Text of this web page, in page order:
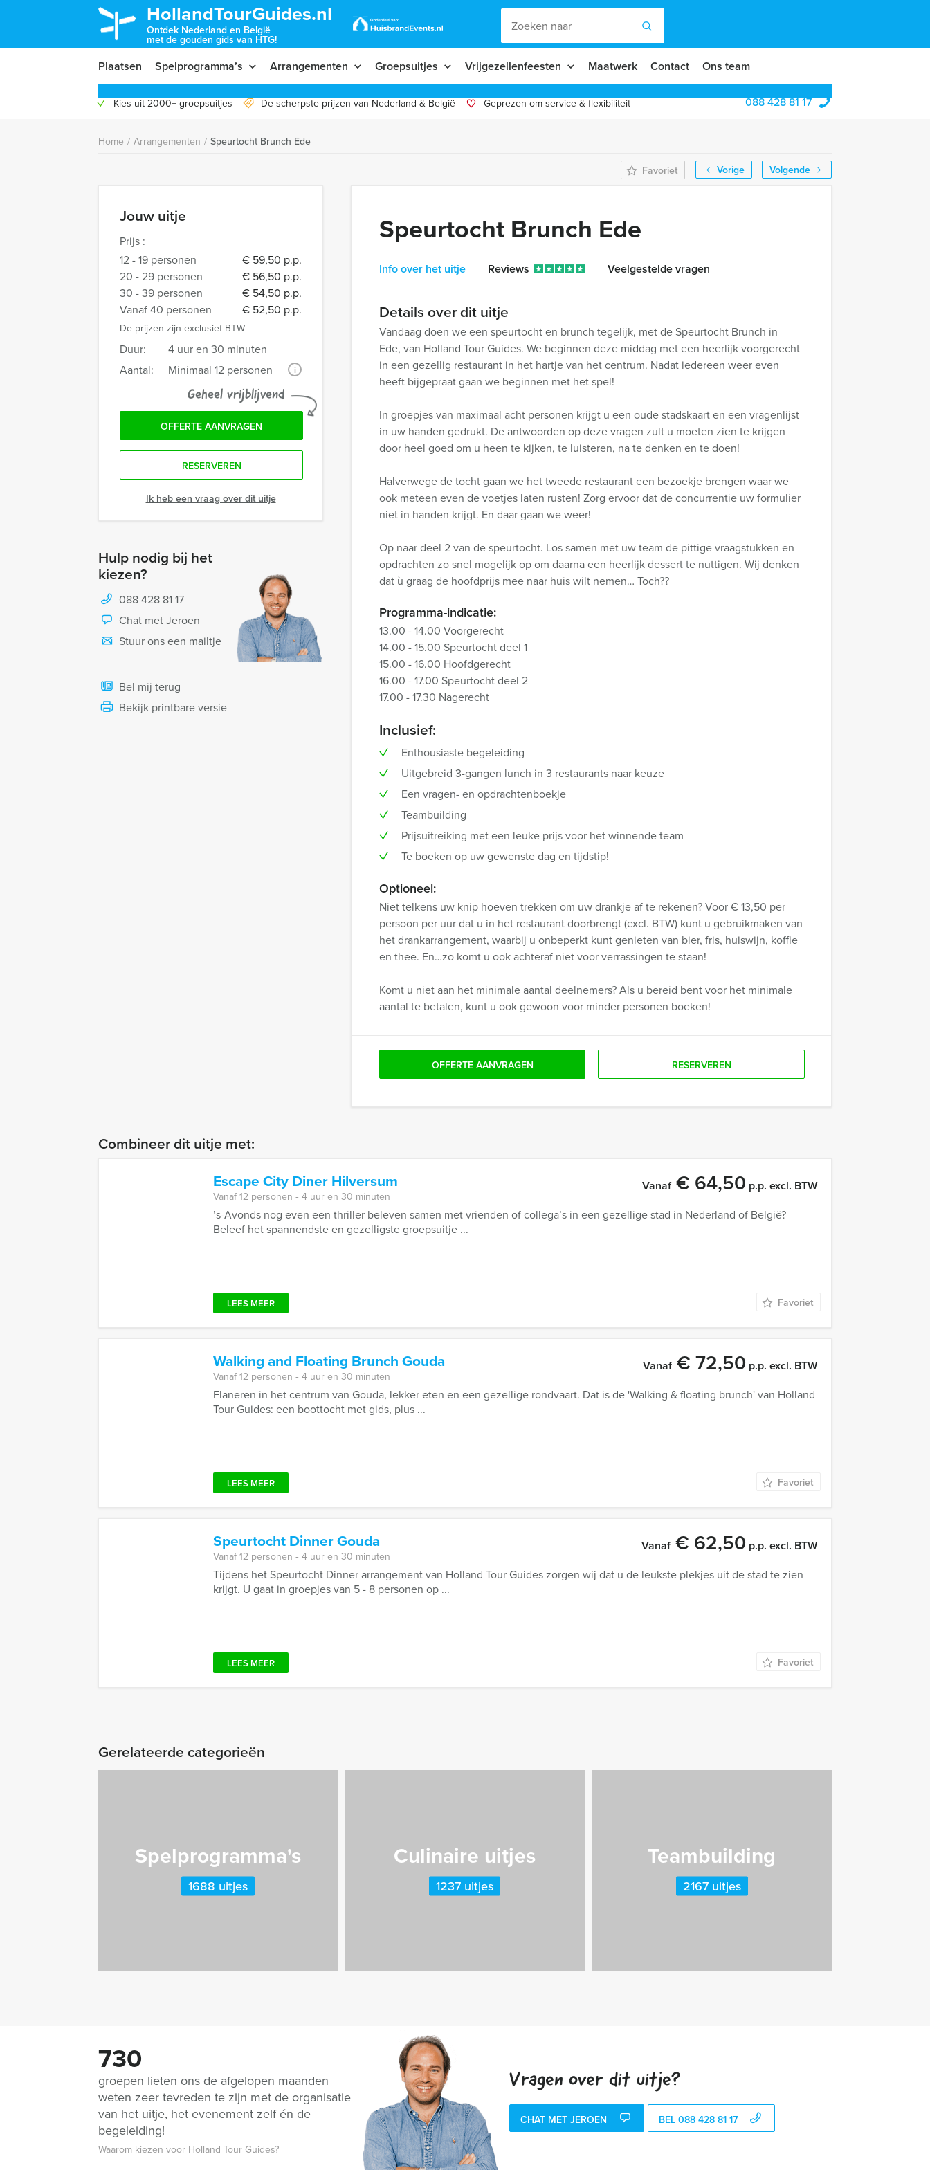
HollandTourGuides.nl
Ontdek Nederland en België
met de gouden gids van HTG!
Plaatsen Spelprogramma’s Arrangementen Groepsuitjes Vrijgezellenfeesten Maatwerk Contact Ons team
Kies uit 2000+ groepsuitjes De scherpste prijzen van Nederland & België Geprezen om service & flexibiliteit 088 428 81 17
Home / Arrangementen / Speurtocht Brunch Ede
Vorige Volgende
Favoriet
Jouw uitje
Prijs :
12 - 19 personen
€ 59,50 p.p.
20 - 29 personen
€ 56,50 p.p.
30 - 39 personen
€ 54,50 p.p.
Vanaf 40 personen
€ 52,50 p.p.
De prijzen zijn exclusief BTW
Duur:
4 uur en 30 minuten
Aantal:
Minimaal 12 personen i
Geheel vrijblijvend
OFFERTE AANVRAGEN
RESERVEREN
Ik heb een vraag over dit uitje
Hulp nodig bij het
kiezen?
088 428 81 17
Chat met Jeroen
Stuur ons een mailtje
Bel mij terug
Bekijk printbare versie
Speurtocht Brunch Ede
Info over het uitje Reviews Veelgestelde vragen
Details over dit uitje
Vandaag doen we een speurtocht en brunch tegelijk, met de Speurtocht Brunch in
Ede, van Holland Tour Guides. We beginnen deze middag met een heerlijk voorgerecht
in een gezellig restaurant in het hartje van het centrum. Nadat iedereen weer even
heeft bijgepraat gaan we beginnen met het spel!
In groepjes van maximaal acht personen krijgt u een oude stadskaart en een vragenlijst
in uw handen gedrukt. De antwoorden op deze vragen zult u moeten zien te krijgen
door heel goed om u heen te kijken, te luisteren, na te denken en te doen!
Halverwege de tocht gaan we het tweede restaurant een bezoekje brengen waar we
ook meteen even de voetjes laten rusten! Zorg ervoor dat de concurrentie uw formulier
niet in handen krijgt. En daar gaan we weer!
Op naar deel 2 van de speurtocht. Los samen met uw team de pittige vraagstukken en
opdrachten zo snel mogelijk op om daarna een heerlijk dessert te nuttigen. Wij denken
dat ù graag de hoofdprijs mee naar huis wilt nemen… Toch??
Programma-indicatie:
13.00 - 14.00 Voorgerecht
14.00 - 15.00 Speurtocht deel 1
15.00 - 16.00 Hoofdgerecht
16.00 - 17.00 Speurtocht deel 2
17.00 - 17.30 Nagerecht
Inclusief:
Enthousiaste begeleiding
Uitgebreid 3-gangen lunch in 3 restaurants naar keuze
Een vragen- en opdrachtenboekje
Teambuilding
Prijsuitreiking met een leuke prijs voor het winnende team
Te boeken op uw gewenste dag en tijdstip!
Optioneel:
Niet telkens uw knip hoeven trekken om uw drankje af te rekenen? Voor € 13,50 per
persoon per uur dat u in het restaurant doorbrengt (excl. BTW) kunt u gebruikmaken van
het drankarrangement, waarbij u onbeperkt kunt genieten van bier, fris, huiswijn, koffie
en thee. En…zo komt u ook achteraf niet voor verrassingen te staan!
Komt u niet aan het minimale aantal deelnemers? Als u bereid bent voor het minimale
aantal te betalen, kunt u ook gewoon voor minder personen boeken!
OFFERTE AANVRAGEN RESERVEREN
Combineer dit uitje met:
Escape City Diner Hilversum Vanaf€ 64,50 p.p. excl. BTW
Vanaf 12 personen ‐ 4 uur en 30 minuten
’s-Avonds nog even een thriller beleven samen met vrienden of collega’s in een gezellige stad in Nederland of België?
Beleef het spannendste en gezelligste groepsuitje ...
LEES MEER Favoriet
Walking and Floating Brunch Gouda Vanaf€ 72,50 p.p. excl. BTW
Vanaf 12 personen ‐ 4 uur en 30 minuten
Flaneren in het centrum van Gouda, lekker eten en een gezellige rondvaart. Dat is de 'Walking & floating brunch' van Holland
Tour Guides: een boottocht met gids, plus ...
LEES MEER Favoriet
Speurtocht Dinner Gouda Vanaf€ 62,50 p.p. excl. BTW
Vanaf 12 personen ‐ 4 uur en 30 minuten
Tijdens het Speurtocht Dinner arrangement van Holland Tour Guides zorgen wij dat u de leukste plekjes uit de stad te zien
krijgt. U gaat in groepjes van 5 - 8 personen op ...
LEES MEER Favoriet
Gerelateerde categorieën
Spelprogramma's
1688 uitjes
Culinaire uitjes
1237 uitjes
Teambuilding
2167 uitjes
730
groepen lieten ons de afgelopen maanden
weten zeer tevreden te zijn met de organisatie
van het uitje, het evenement zelf én de
begeleiding!
Waarom kiezen voor Holland Tour Guides?
Vragen over dit uitje?
CHAT MET JEROEN BEL 088 428 81 17